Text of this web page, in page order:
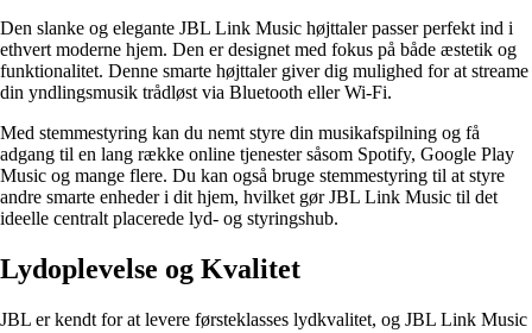
Den slanke og elegante JBL Link Music højttaler passer perfekt ind i
ethvert moderne hjem. Den er designet med fokus på både æstetik og
funktionalitet. Denne smarte højttaler giver dig mulighed for at streame
din yndlingsmusik trådløst via Bluetooth eller Wi-Fi.
Med stemmestyring kan du nemt styre din musikafspilning og få
adgang til en lang række online tjenester såsom Spotify, Google Play
Music og mange flere. Du kan også bruge stemmestyring til at styre
andre smarte enheder i dit hjem, hvilket gør JBL Link Music til det
ideelle centralt placerede lyd- og styringshub.
Lydoplevelse og Kvalitet
JBL er kendt for at levere førsteklasses lydkvalitet, og JBL Link Music